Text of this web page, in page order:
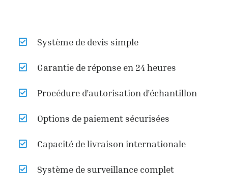
Système de devis simple
Garantie de réponse en 24 heures
Procédure d’autorisation d’échantillon
Options de paiement sécurisées
Capacité de livraison internationale
Système de surveillance complet